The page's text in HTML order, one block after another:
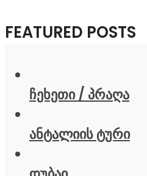
FEATURED POSTS
ჩეხეთი / პრაღა
ანტალიის ტური